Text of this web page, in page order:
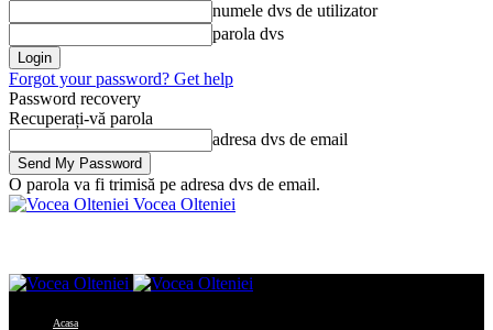
numele dvs de utilizator
parola dvs
Forgot your password? Get help
Password recovery
Recuperați-vă parola
adresa dvs de email
O parola va fi trimisă pe adresa dvs de email.
Vocea Olteniei
Acasa